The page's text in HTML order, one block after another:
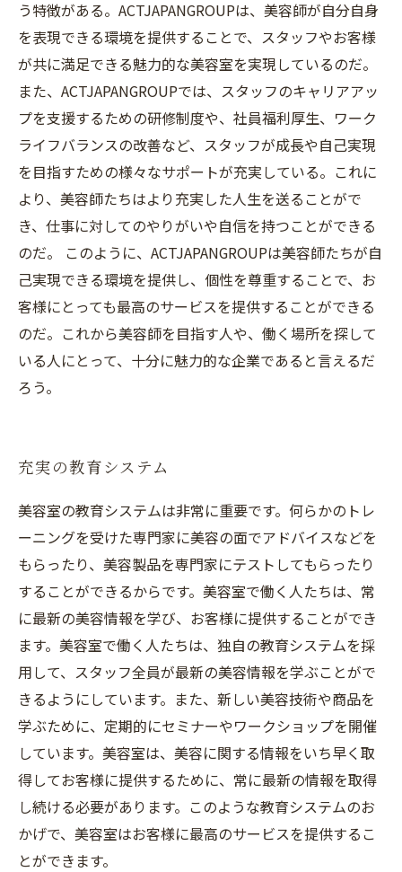
う特徴がある。ACTJAPANGROUPは、美容師が自分自身
を表現できる環境を提供することで、スタッフやお客様
が共に満足できる魅力的な美容室を実現しているのだ。
また、ACTJAPANGROUPでは、スタッフのキャリアアッ
プを支援するための研修制度や、社員福利厚生、ワーク
ライフバランスの改善など、スタッフが成長や自己実現
を目指すための様々なサポートが充実している。これに
より、美容師たちはより充実した人生を送ることがで
き、仕事に対してのやりがいや自信を持つことができる
のだ。 このように、ACTJAPANGROUPは美容師たちが自
己実現できる環境を提供し、個性を尊重することで、お
客様にとっても最高のサービスを提供することができる
のだ。これから美容師を目指す人や、働く場所を探して
いる人にとって、十分に魅力的な企業であると言えるだ
ろう。
充実の教育システム
美容室の教育システムは非常に重要です。何らかのトレ
ーニングを受けた専門家に美容の面でアドバイスなどを
もらったり、美容製品を専門家にテストしてもらったり
することができるからです。美容室で働く人たちは、常
に最新の美容情報を学び、お客様に提供することができ
ます。美容室で働く人たちは、独自の教育システムを採
用して、スタッフ全員が最新の美容情報を学ぶことがで
きるようにしています。また、新しい美容技術や商品を
学ぶために、定期的にセミナーやワークショップを開催
しています。美容室は、美容に関する情報をいち早く取
得してお客様に提供するために、常に最新の情報を取得
し続ける必要があります。このような教育システムのお
かげで、美容室はお客様に最高のサービスを提供するこ
とができます。